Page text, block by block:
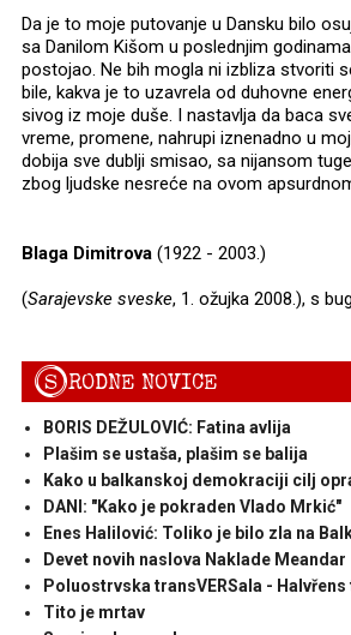
Da je to moje putovanje u Dansku bilo
sa Danilom Kišom u poslednjim
postojao. Ne bih mogla ni izbliza stvoriti
bile, kakva je to uzavrela od duhovne
sivog iz moje duše. I nastavlja da baca
vreme, promene, nahrupi iznenadno u
dobija sve dublji smisao, sa nijansom
zbog ljudske nesreće na ovom
Blaga Dimitrova (1922 - 2003.)
(Sarajevske sveske, 1. ožujka 2008.), s
SRODNE NOVICE
BORIS DEŽULOVIĆ: Fatina avlija
Plašim se ustaša, plašim se balija
Kako u balkanskoj demokraciji cilj
DANI: "Kako je pokraden Vlado Mrkić"
Enes Halilović: Toliko je bilo zla na
Devet novih naslova Naklade Meandar
Poluostrvska transVERSala - Halvřens
Tito je mrtav